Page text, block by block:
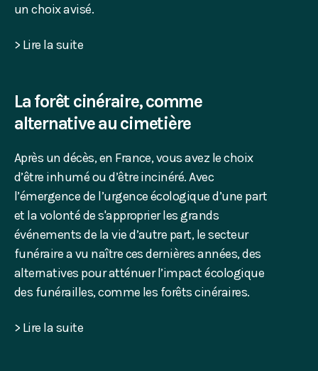
un choix avisé.
> Lire la suite
La forêt cinéraire, comme
alternative au cimetière
Après un décès, en France, vous avez le choix
d’être inhumé ou d’être incinéré. Avec
l’émergence de l’urgence écologique d’une part
et la volonté de s'approprier les grands
événements de la vie d’autre part, le secteur
funéraire a vu naître ces dernières années, des
alternatives pour atténuer l’impact écologique
des funérailles, comme les forêts cinéraires.
> Lire la suite